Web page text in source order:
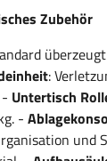
Zubehör
:
Untertisch
-
und